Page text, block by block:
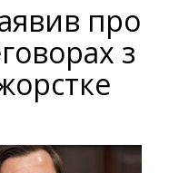
про
з